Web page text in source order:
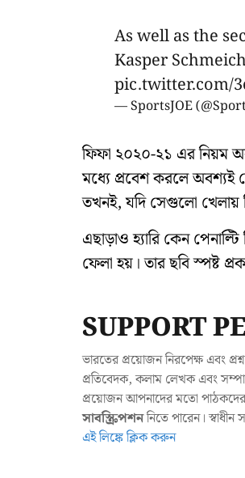
As well as the
Kasper
pic.twitter.com/
— SportsJOE
ফিফা ২০২০-২১ এর নিয়ম
মধ্যে প্রবেশ করলে অবশ্যই
তখনই, যদি সেগুলো খেলায়
এছাড়াও হ্যারি কেন
ফেলা হয়। তার ছবি স্পষ্ট
SUPPORT
ভারতের প্রয়োজন নিরপেক্ষ এবং
প্রতিবেদক, কলাম লেখক এবং
প্রয়োজন আপনাদের মতো পাঠকদের
সাবস্ক্রিপশননিতে পারেন। স্বাধীন
এই লিঙ্কে ক্লিক করুন